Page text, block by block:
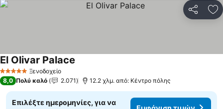
5 Αστέρια Ξενοδοχείο
El Olivar Palace
8,0 Πολύ καλό 2.071 12.2 χλμ. από: Κέντρο πόλης
Επιλέξτε ημερομηνίες, για να